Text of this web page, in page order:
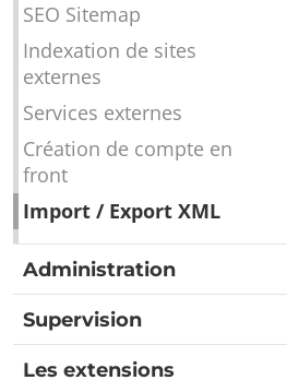
SEO Sitemap
Indexation de sites
externes
Services externes
Création de compte en
front
Import / Export XML
Administration
Supervision
Les extensions